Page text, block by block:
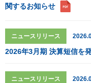
関するお知らせ
ニュースリリース
2026年3月期 決算短信を
ニュースリリース